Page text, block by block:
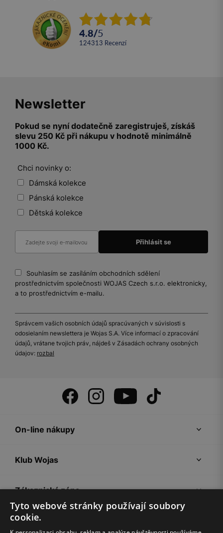
4.8/5
124313 recenzí
Newsletter
Pokud se nyní dodatečně zaregistruješ, získáš
slevu 250 Kč při nákupu v hodnotě minimálně
1000 Kč.
Chci novinky o:
Dámská kolekce
Pánská kolekce
Dětská kolekce
Souhlasím se zasíláním obchodních sdělení
prostřednictvím společnosti WOJAS Czech s.r.o. elektronicky,
a to prostřednictvím e-mailu.
Správcem vašich osobních údajů spracúvaných v súvislosti s
odosielaním newslettera je Wojas S.A. Více informací o zpracování
údajů, vrátane tvojich práv, nájdeš v Zásadách ochrany osobných
údajov: rozbal
On-line nákupy
Klub Wojas
Zákaznická zóna
Společnost Wojas
Tyto webové stránky používají soubory
cookie.